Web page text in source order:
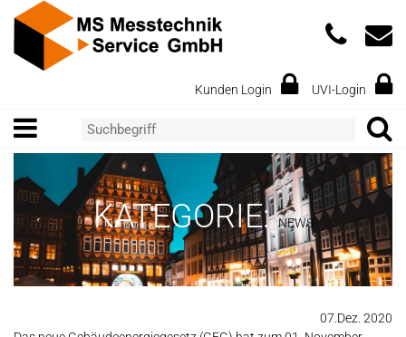
Kunden Login UVI-Login
KATEGORIE:NEWS
07.Dez. 2020